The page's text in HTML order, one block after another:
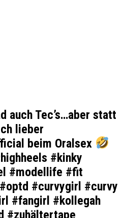
auch Tec’s…aber statt
lieber
beim Oralsex
#kinky
#modellife #fit
#curvygirl #curvy
#fangirl #kollegah
#zuhältertape